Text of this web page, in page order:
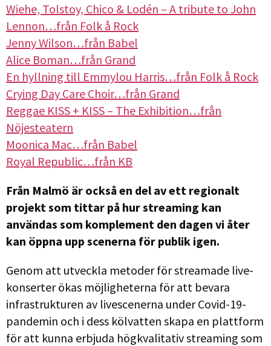
Wiehe, Tolstoy, Chico & Lodén – A tribute to John
Lennon…från Folk å Rock
Jenny Wilson…från Babel
Alice Boman…från Grand
En hyllning till Emmylou Harris…från Folk å Rock
Crying Day Care Choir…från Grand
Reggae KISS + KISS – The Exhibition…från
Nöjesteatern
Moonica Mac…från Babel
Royal Republic…från KB
Från Malmö är också en del av ett regionalt
projekt som tittar på hur streaming kan
användas som komplement den dagen vi åter
kan öppna upp scenerna för publik igen.
Genom att utveckla metoder för streamade live-
konserter ökas möjligheterna för att bevara
infrastrukturen av livescenerna under Covid-19-
pandemin och i dess kölvatten skapa en plattform
för att kunna erbjuda högkvalitativ streaming som